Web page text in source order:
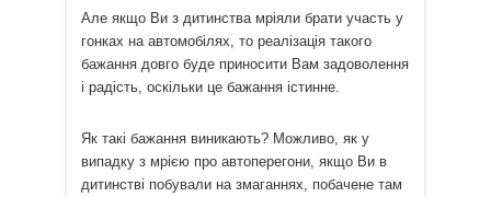
Але якщо Ви з дитинства мріяли брати участь у
гонках на автомобілях, то реалізація такого
бажання довго буде приносити Вам задоволення
і радість, оскільки це бажання істинне.
Як такі бажання виникають? Можливо, як у
випадку з мрією про автоперегони, якщо Ви в
дитинстві побували на змаганнях, побачене там